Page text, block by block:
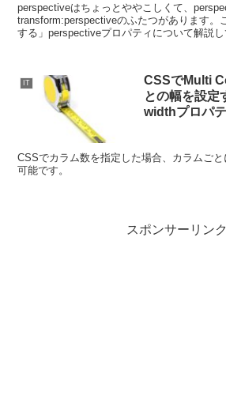
perspectiveはちょっとややこしくて、
transform:perspectiveのふたつがあります。
する」perspectiveプロパティについて解説し
IT
CSSでMulti
との幅を設定
widthプロパ
CSSでカラム数を指定した場合、カラムご
可能です。
スポンサーリンク